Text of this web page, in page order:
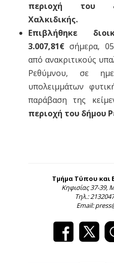
περιοχή του
Χαλκιδικής.
Επιβλήθηκε
3.007,81€ σήμερα,
από ανακριτικούς
Ρεθύμνου, σε
υπολειμμάτων
παράβαση της
περιοχή του δήμου
Τμήμα Τύπου και
Κηφισίας 37-39,
Τηλ.:
Email: